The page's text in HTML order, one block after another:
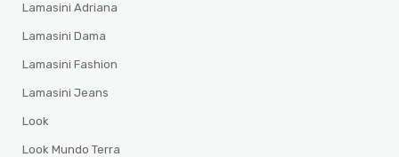
Lamasini Adriana
Lamasini Dama
Lamasini Fashion
Lamasini Jeans
Look
Look Mundo Terra